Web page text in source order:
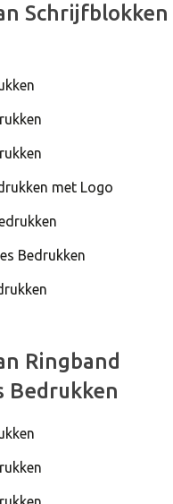
Raimok BLA
Schrijfblokken
met Logo
Bedrukken
Ringband
Bedrukken